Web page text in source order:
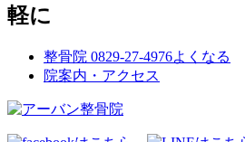
軽に
整骨院 0829-27-4976よくなる
院案内・アクセス